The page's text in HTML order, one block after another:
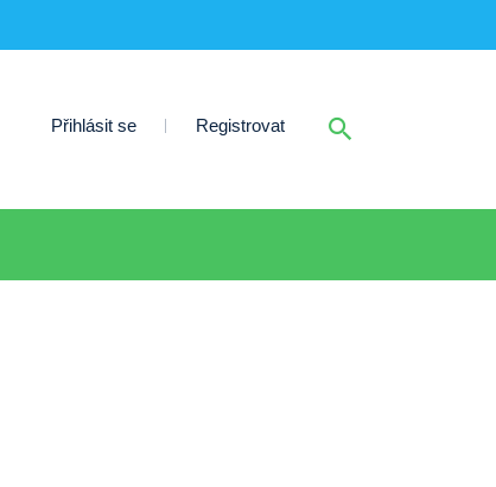
Přihlásit se Registrovat